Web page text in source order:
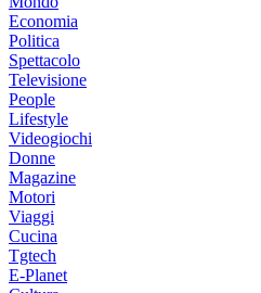
Economia
Politica
Spettacolo
Televisione
People
Lifestyle
Videogiochi
Donne
Magazine
Motori
Viaggi
Cucina
Tgtech
E-Planet